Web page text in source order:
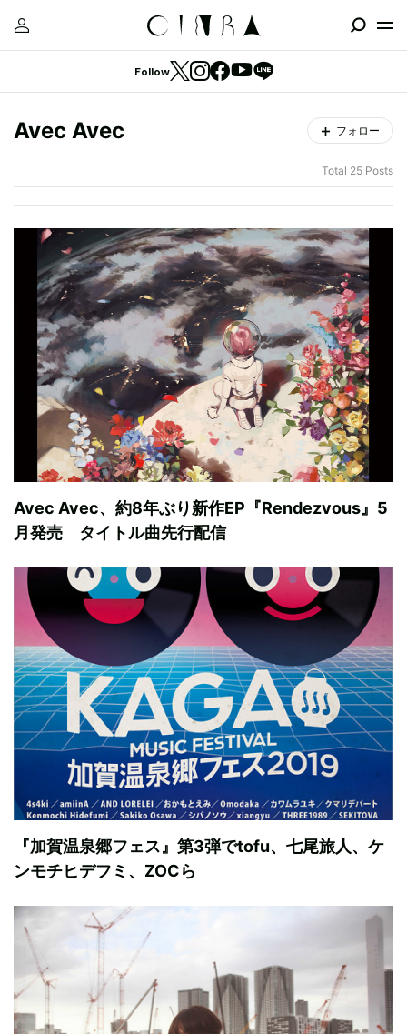
Follow
Avec Avec フォロー
Total 25 Posts
Avec Avec、約8年ぶり新作EP『Rendezvous』5
月発売 タイトル曲先行配信
『加賀温泉郷フェス』第3弾でtofu、七尾旅人、ケ
ンモチヒデフミ、ZOCら